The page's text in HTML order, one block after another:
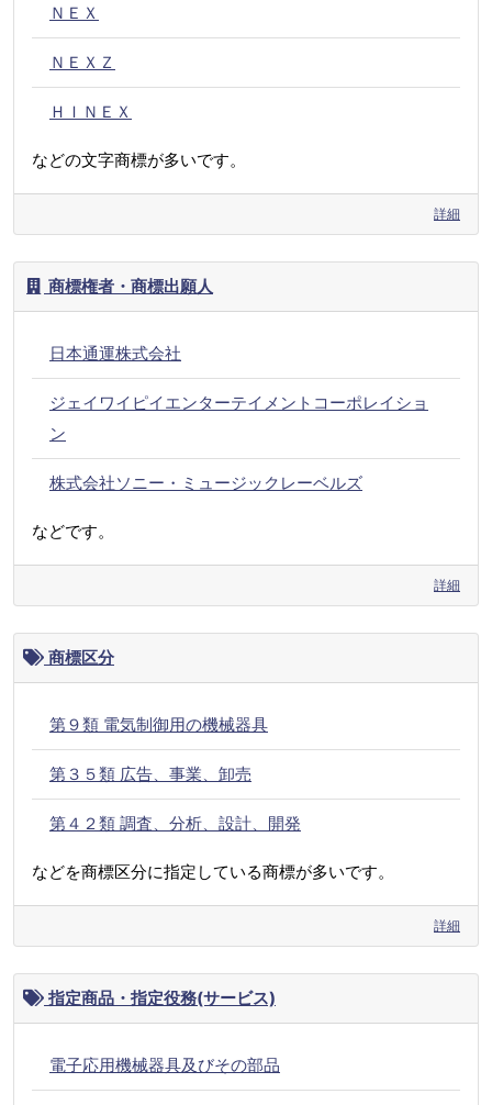
ＮＥＸ
ＮＥＸＺ
ＨＩＮＥＸ
などの文字商標が多いです。
詳細
商標権者・商標出願人
日本通運株式会社
ジェイワイピイエンターテイメントコーポレイショ
ン
株式会社ソニー・ミュージックレーベルズ
などです。
詳細
商標区分
第９類 電気制御用の機械器具
第３５類 広告、事業、卸売
第４２類 調査、分析、設計、開発
などを商標区分に指定している商標が多いです。
詳細
指定商品・指定役務(サービス)
電子応用機械器具及びその部品